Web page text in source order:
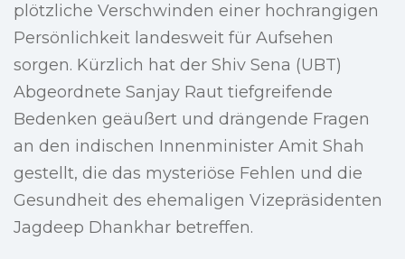
plötzliche Verschwinden einer hochrangigen
Persönlichkeit landesweit für Aufsehen
sorgen. Kürzlich hat der Shiv Sena (UBT)
Abgeordnete Sanjay Raut tiefgreifende
Bedenken geäußert und drängende Fragen
an den indischen Innenminister Amit Shah
gestellt, die das mysteriöse Fehlen und die
Gesundheit des ehemaligen Vizepräsidenten
Jagdeep Dhankhar betreffen.